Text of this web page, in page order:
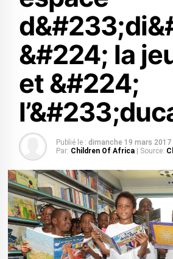
&#224; la
et &#224;
Publié le : dimanche 19 mars 2017
Par: Children Of Africa | Source: